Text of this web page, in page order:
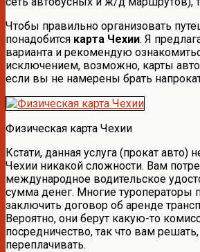
Чтобы правильно организовать
понадобится карта Чехии. Я
варианта и рекомендую
исключением, возможно, карты
если вы не намерены брать
Физическая карта Чехии
Кстати, данная услуга (прокат авто)
Чехии никакой сложности. Вам
международное водительское
сумма денег. Многие туроператоры
заключить договор об аренде
Вероятно, они берут какую-то
посредничество, так что вам решать,
переплачивать.